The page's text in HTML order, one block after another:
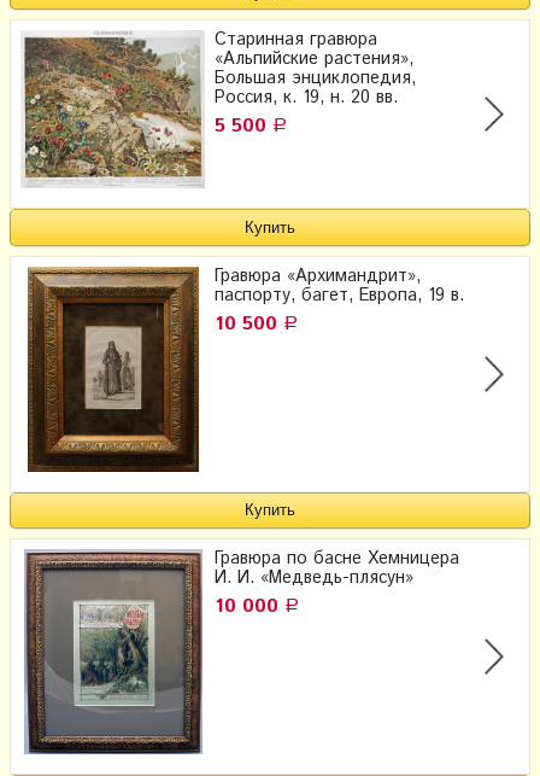
Старинная гравюра
«Альпийские растения»,
Большая энциклопедия,
Россия, к. 19, н. 20 вв.
5 500 Р
Гравюра «Архимандрит»,
паспорту, багет, Европа, 19 в.
10 500 Р
Гравюра по басне Хемницера
И. И. «Медведь-плясун»
10 000 Р